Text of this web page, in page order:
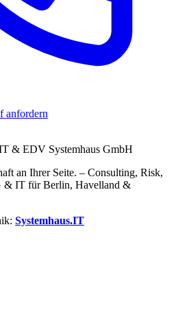
anfordern
& EDV Systemhaus GmbH
an Ihrer Seite. – Consulting, Risk,
IT für Berlin, Havelland &
Systemhaus.IT